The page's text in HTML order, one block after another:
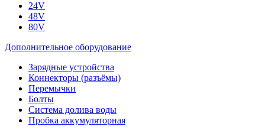
24V
48V
80V
Дополнительное оборудование
Зарядные устройства
Коннекторы (разъёмы)
Перемычки
Болты
Система долива воды
Пробка аккумуляторная